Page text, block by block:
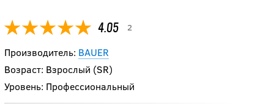
4.05 2
Производитель: BAUER
Возраст: Взрослый (SR)
Уровень: Профессиональный